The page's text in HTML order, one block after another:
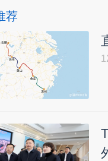
荐